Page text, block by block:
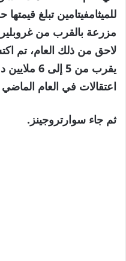
مزرعة بالقرب من
لاحق من ذلك العام، تم
يقرب من 5
اعتقالات في العام
ثم جاء سوارتروجينز.